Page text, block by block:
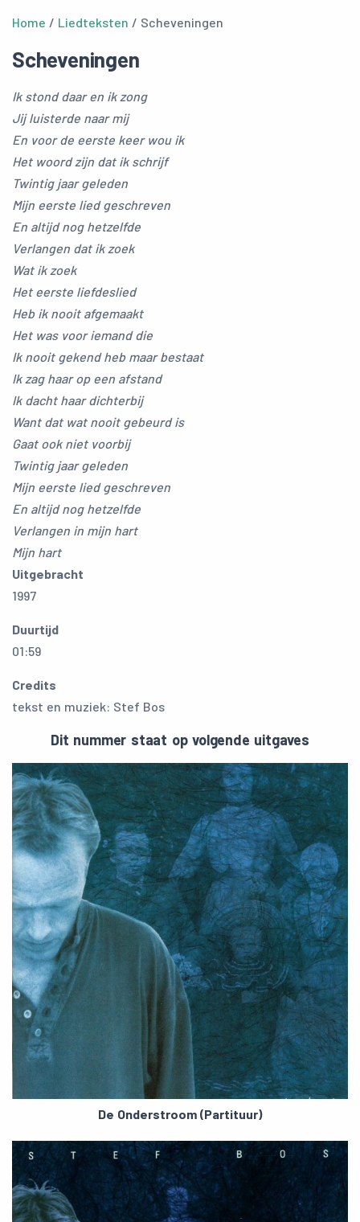
Home / Liedteksten / Scheveningen
Scheveningen
Ik stond daar en ik zong
Jij luisterde naar mij
En voor de eerste keer wou ik
Het woord zijn dat ik schrijf
Twintig jaar geleden
Mijn eerste lied geschreven
En altijd nog hetzelfde
Verlangen dat ik zoek
Wat ik zoek
Het eerste liefdeslied
Heb ik nooit afgemaakt
Het was voor iemand die
Ik nooit gekend heb maar bestaat
Ik zag haar op een afstand
Ik dacht haar dichterbij
Want dat wat nooit gebeurd is
Gaat ook niet voorbij
Twintig jaar geleden
Mijn eerste lied geschreven
En altijd nog hetzelfde
Verlangen in mijn hart
Mijn hart
Uitgebracht
1997
Duurtijd
01:59
Credits
tekst en muziek: Stef Bos
Dit nummer staat op volgende uitgaves
De Onderstroom (Partituur)